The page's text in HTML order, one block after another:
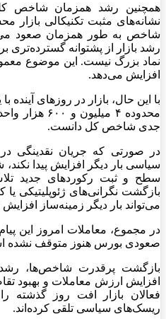
همچنین رشد همزمان شاخص
نشانه‌های مثبت تکنیکالی
شاخص به طور همزمان صعود
رشد بازار از پشتوانه گسترده‌تری
نماد بزرگ نیست. این موضوع
افزایش می‌دهد.
با این حال، بازار در روزهای
محدوده ۴
جدی شاخص کل دانست.
در صورتی که جریان نقدینگی
سیاسی بار دیگر افزایش پیدا
سطح و ثبت رکوردهای جدید
بازگشت نگرانی‌های
می‌تواند بار دیگر زمینه‌ساز
در مجموع، معاملات امروز این
صعودی بورس هنوز متوقف نشده
بازگشت پرقدرت شاخص‌ها،
افزایش ارزش معاملات و بهبود
فعالان بازار افت روز گذشته
ریسک‌های سیاسی تلقی کرده‌اند.